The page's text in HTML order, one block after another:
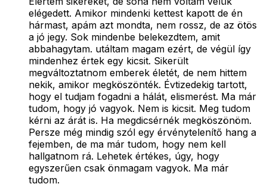
elégedett. Amikor mindenki kettest kapott de én
hármast, apám azt mondta, nem rossz, de az ötös
a jó jegy. Sok mindenbe belekezdtem, amit
abbahagytam. utáltam magam ezért, de végül így
mindenhez értek egy kicsit. Sikerült
megváltoztatnom emberek életét, de nem hittem
nekik, amikor megköszönték. Évtizedekig tartott,
hogy el tudjam fogadni a hálát, elismerést. Ma már
tudom, hogy jó vagyok. Nem is kicsit. Meg tudom
kérni az árát is. Ha megdicsérnék megköszönöm.
Persze még mindig szól egy érvénytelenítő hang a
fejemben, de ma már tudom, hogy nem kell
hallgatnom rá. Lehetek értékes, úgy, hogy
egyszerűen csak önmagam vagyok. Ma már
tudom.